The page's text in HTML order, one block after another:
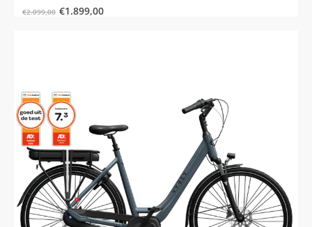
€2.099,00 €1.899,00